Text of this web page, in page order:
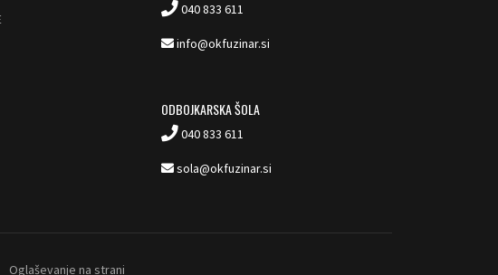
040 833 611
info@okfuzinar.si
ODBOJKARSKA ŠOLA
040 833 611
sola@okfuzinar.si
Oglaševanje na strani